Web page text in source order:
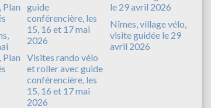
Plan
Visites rando vélo
et roller avec guide
conférencière, les
15, 16 et 17 mai
2026
Nîmes, village vélo,
visite guidée le 29
avril 2026